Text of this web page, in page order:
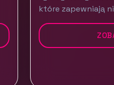
które zapewniają